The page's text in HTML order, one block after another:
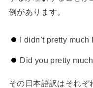
例があります。
I didn’t pretty much
Did you pretty
その日本語訳はそれ